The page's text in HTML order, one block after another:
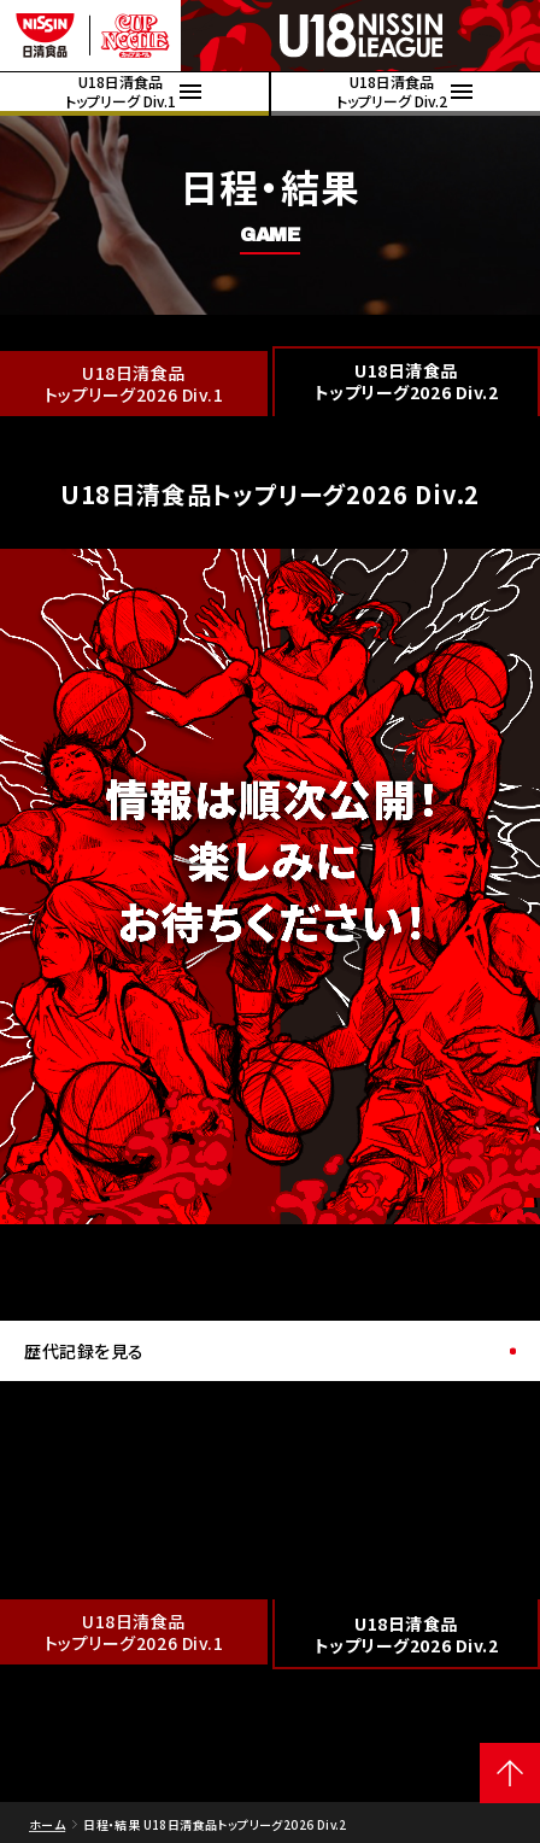
U18日清食品
トップリーグ Div.1
U18日清食品
トップリーグ Div.2
日程・結果
GAME
U18日清食品
トップリーグ2026 Div.1
U18日清食品
トップリーグ2026 Div.2
U18日清食品トップリーグ2026 Div.2
歴代記録を見る
U18日清食品
トップリーグ2026 Div.1
U18日清食品
トップリーグ2026 Div.2
ホーム 日程・結果 U18日清食品トップリーグ2026 Div.2